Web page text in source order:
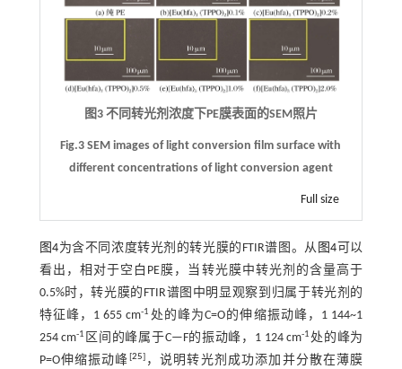
图3 不同转光剂浓度下PE膜表面的SEM照片
Fig.3 SEM images of light conversion film surface with
different concentrations of light conversion agent
Full size
图4为含不同浓度转光剂的转光膜的FTIR谱图。从 图4 可以
看出，相对于空白PE膜，当转光膜中转光剂的含量高于
0.5%时，转光膜的FTIR谱图中明显观察到归属于转光剂的
特征峰，1 655 cm-1 处的峰为C=O的伸缩振动峰，1 144~1
254 cm-1 区间的峰属于C—F的振动峰，1 124 cm-1处的峰为
P=O伸缩振动峰 [25]，说明转光剂成功添加并分散在薄膜